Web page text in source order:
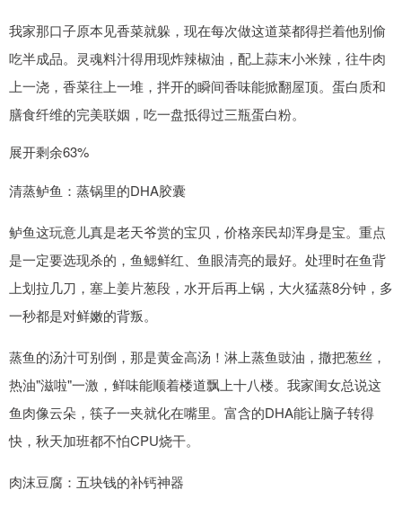
我家那口子原本见香菜就躲，现在每次做这道菜都得拦着他别偷
吃半成品。灵魂料汁得用现炸辣椒油，配上蒜末小米辣，往牛肉
上一浇，香菜往上一堆，拌开的瞬间香味能掀翻屋顶。蛋白质和
膳食纤维的完美联姻，吃一盘抵得过三瓶蛋白粉。
展开剩余63%
清蒸鲈鱼：蒸锅里的DHA胶囊
鲈鱼这玩意儿真是老天爷赏的宝贝，价格亲民却浑身是宝。重点
是一定要选现杀的，鱼鳃鲜红、鱼眼清亮的最好。处理时在鱼背
上划拉几刀，塞上姜片葱段，水开后再上锅，大火猛蒸8分钟，多
一秒都是对鲜嫩的背叛。
蒸鱼的汤汁可别倒，那是黄金高汤！淋上蒸鱼豉油，撒把葱丝，
热油"滋啦"一激，鲜味能顺着楼道飘上十八楼。我家闺女总说这
鱼肉像云朵，筷子一夹就化在嘴里。富含的DHA能让脑子转得
快，秋天加班都不怕CPU烧干。
肉沫豆腐：五块钱的补钙神器